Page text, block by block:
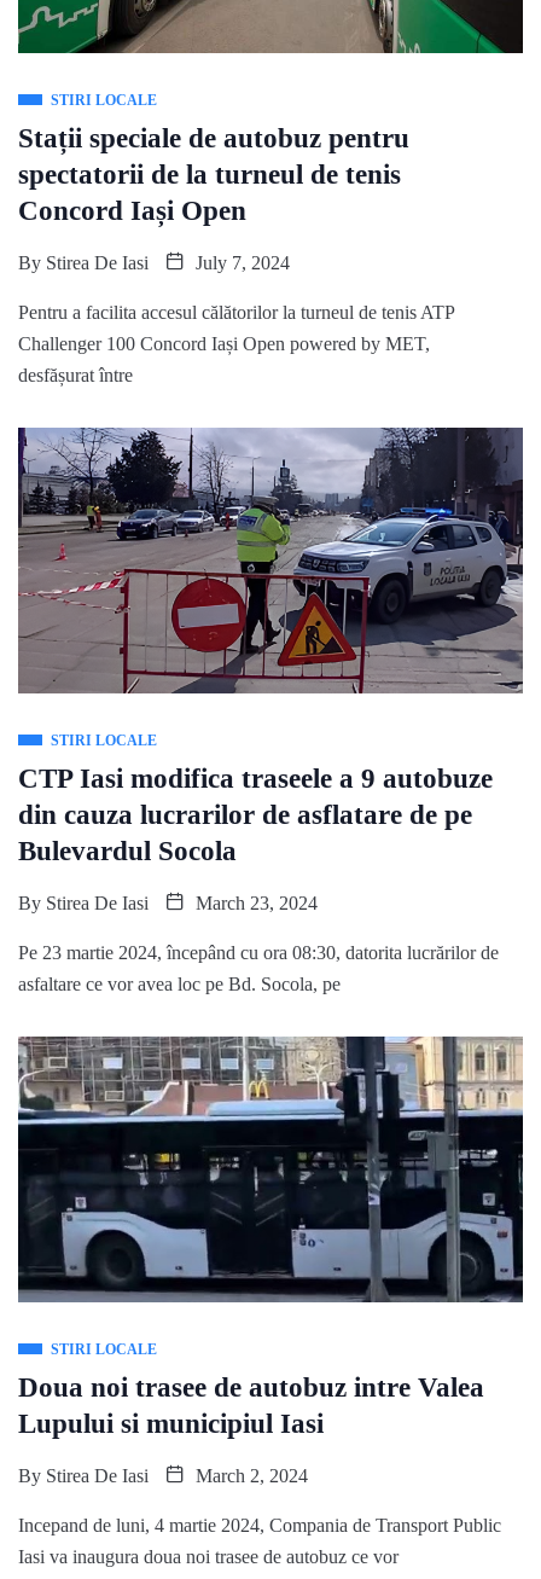
STIRI LOCALE
Stații speciale de autobuz pentru
spectatorii de la turneul de tenis
Concord Iași Open
By Stirea De Iasi July 7, 2024
Pentru a facilita accesul călătorilor la turneul de tenis ATP
Challenger 100 Concord Iași Open powered by MET,
desfășurat între
STIRI LOCALE
CTP Iasi modifica traseele a 9 autobuze
din cauza lucrarilor de asflatare de pe
Bulevardul Socola
By Stirea De Iasi March 23, 2024
Pe 23 martie 2024, începând cu ora 08:30, datorita lucrărilor de
asfaltare ce vor avea loc pe Bd. Socola, pe
STIRI LOCALE
Doua noi trasee de autobuz intre Valea
Lupului si municipiul Iasi
By Stirea De Iasi March 2, 2024
Incepand de luni, 4 martie 2024, Compania de Transport Public
Iasi va inaugura doua noi trasee de autobuz ce vor